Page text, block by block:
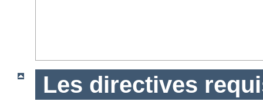
Les directives